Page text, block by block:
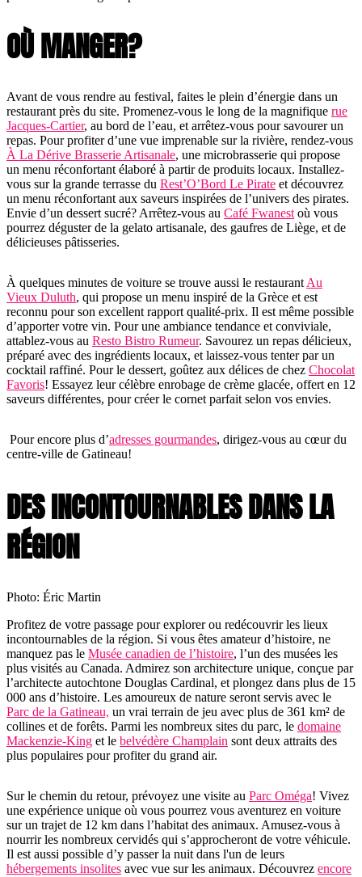
OÙ MANGER?
Avant de vous rendre au festival, faites le plein d’énergie dans un
restaurant près du site. Promenez-vous le long de la magnifique rue
Jacques-Cartier, au bord de l’eau, et arrêtez-vous pour savourer un
repas. Pour profiter d’une vue imprenable sur la rivière, rendez-vous
À La Dérive Brasserie Artisanale, une microbrasserie qui propose
un menu réconfortant élaboré à partir de produits locaux. Installez-
vous sur la grande terrasse du Rest’O’Bord Le Pirate et découvrez
un menu réconfortant aux saveurs inspirées de l’univers des pirates.
Envie d’un dessert sucré? Arrêtez-vous au Café Fwanest où vous
pourrez déguster de la gelato artisanale, des gaufres de Liège, et de
délicieuses pâtisseries.
À quelques minutes de voiture se trouve aussi le restaurant Au
Vieux Duluth, qui propose un menu inspiré de la Grèce et est
reconnu pour son excellent rapport qualité-prix. Il est même possible
d’apporter votre vin. Pour une ambiance tendance et conviviale,
attablez-vous au Resto Bistro Rumeur. Savourez un repas délicieux,
préparé avec des ingrédients locaux, et laissez-vous tenter par un
cocktail raffiné. Pour le dessert, goûtez aux délices de chez Chocolat
Favoris! Essayez leur célèbre enrobage de crème glacée, offert en 12
saveurs différentes, pour créer le cornet parfait selon vos envies.
Pour encore plus d’adresses gourmandes, dirigez-vous au cœur du
centre-ville de Gatineau!
DES INCONTOURNABLES DANS LA
RÉGION
Photo: Éric Martin
Profitez de votre passage pour explorer ou redécouvrir les lieux
incontournables de la région. Si vous êtes amateur d’histoire, ne
manquez pas le Musée canadien de l’histoire, l’un des musées les
plus visités au Canada. Admirez son architecture unique, conçue par
l’architecte autochtone Douglas Cardinal, et plongez dans plus de 15
000 ans d’histoire. Les amoureux de nature seront servis avec le
Parc de la Gatineau, un vrai terrain de jeu avec plus de 361 km² de
collines et de forêts. Parmi les nombreux sites du parc, le domaine
Mackenzie-King et le belvédère Champlain sont deux attraits des
plus populaires pour profiter du grand air.
Sur le chemin du retour, prévoyez une visite au Parc Oméga! Vivez
une expérience unique où vous pourrez vous aventurez en voiture
sur un trajet de 12 km dans l’habitat des animaux. Amusez-vous à
nourrir les nombreux cervidés qui s’approcheront de votre véhicule.
Il est aussi possible d’y passer la nuit dans l'un de leurs
hébergements insolites avec vue sur les animaux. Découvrez encore